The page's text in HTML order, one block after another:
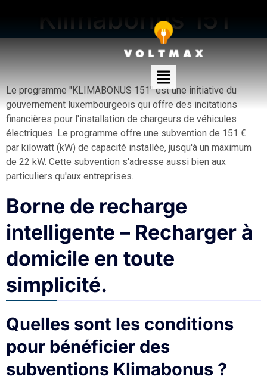
Klimabonus 151
Le programme "KLIMABONUS 151" est une initiative du
gouvernement luxembourgeois qui offre des incitations
financières pour l'installation de chargeurs de véhicules
électriques. Le programme offre une subvention de 151 €
par kilowatt (kW) de capacité installée, jusqu'à un maximum
de 22 kW. Cette subvention s'adresse aussi bien aux
particuliers qu'aux entreprises.
Borne de recharge
intelligente – Recharger à
domicile en toute
simplicité.
Quelles sont les conditions
pour bénéficier des
subventions Klimabonus ?